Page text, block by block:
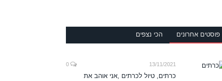
פוסטים אחרונים הכי נצפים
13/11/2021
כרתים, טיול לכרתים ,אני אוהב את